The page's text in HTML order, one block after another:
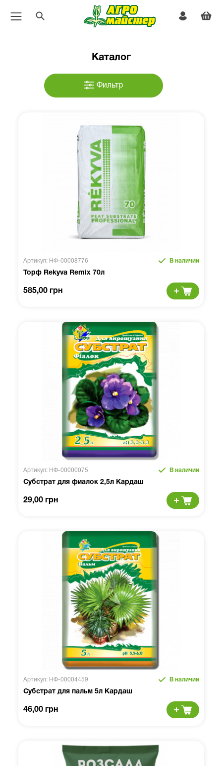
Каталог
Фильтр
Артикул: НФ-00008776 В наличии
Торф Rekyva Remix 70л
585,00 грн
Артикул: НФ-00000075 В наличии
Субстрат для фиалок 2,5л Кардаш
29,00 грн
Артикул: НФ-00004459 В наличии
Субстрат для пальм 5л Кардаш
46,00 грн